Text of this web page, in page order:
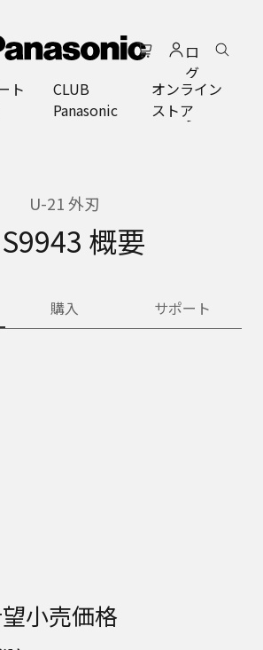
ロ
グ
イ
ン
ト
CLUB
Panasonic
オンライン
ストア
U-21 外刃
概要
購入 サポート
小売価格